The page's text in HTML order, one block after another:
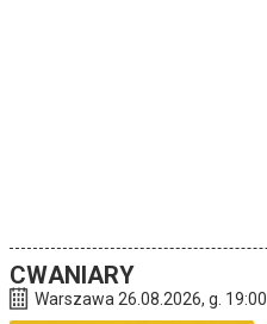
CWANIARY
Warszawa 26.08.2026, g. 19:00